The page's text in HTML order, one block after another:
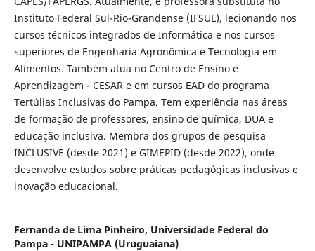
Instituto Federal Sul-Rio-Grandense (IFSUL), lecionando nos
cursos técnicos integrados de Informática e nos cursos
superiores de Engenharia Agronômica e Tecnologia em
Alimentos. Também atua no Centro de Ensino e
Aprendizagem - CESAR e em cursos EAD do programa
Tertúlias Inclusivas do Pampa. Tem experiência nas áreas
de formação de professores, ensino de química, DUA e
educação inclusiva. Membra dos grupos de pesquisa
INCLUSIVE (desde 2021) e GIMEPID (desde 2022), onde
desenvolve estudos sobre práticas pedagógicas inclusivas e
inovação educacional.
Fernanda de Lima Pinheiro, Universidade Federal do
Pampa - UNIPAMPA (Uruguaiana)